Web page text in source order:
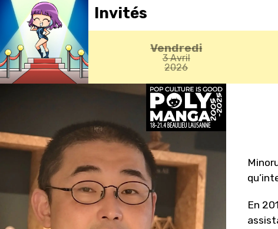
Invités
Vendredi
3 Avril
2026
En